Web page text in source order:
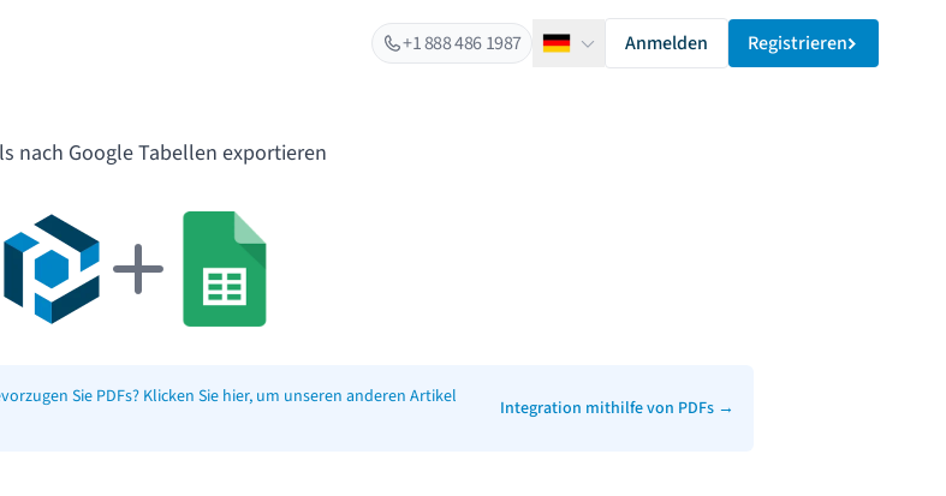
+1 888 486 1987 DeutschAnmelden Registrieren
nach Google Tabellen exportieren
Sie PDFs? Klicken Sie hier, um unseren anderen Artikel
Integration mithilfe von PDFs →